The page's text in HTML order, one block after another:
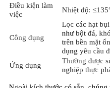
Điều kiện làm
việc
Nhiệt độ:
Công dụng
Lọc các hạt
như bột đá,
trên bền mặt
dụng yêu cầu
Ứng dụng
Thường được
nghiệp thực